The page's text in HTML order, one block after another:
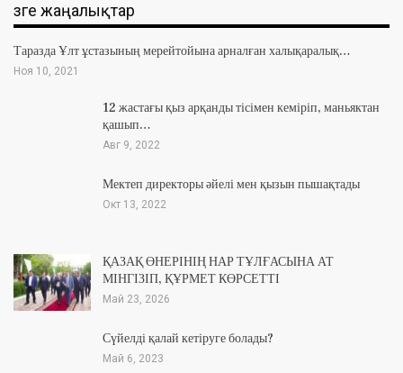
Өзге жаңалықтар
Таразда Ұлт ұстазының мерейтойына арналған халықаралық…
Ноя 10, 2021
12 жастағы қыз арқанды тісімен кеміріп, маньяктан
қашып…
Авг 9, 2022
Мектеп директоры әйелі мен қызын пышақтады
Окт 13, 2022
ҚАЗАҚ ӨНЕРІНІҢ НАР ТҰЛҒАСЫНА АТ
МІНГІЗІП, ҚҰРМЕТ КӨРСЕТТІ
Май 23, 2026
Сүйелді қалай кетіруге болады?
Май 6, 2023